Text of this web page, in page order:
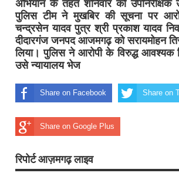
अभियान के तहत शनिवार को उपनिरीक्षक
पुलिस टीम ने मुखबिर की सूचना पर
चन्द्रसेन यादव पुत्र श्री प्रकाश यादव
दीदारगंज जनपद आजमगढ़ को सरायमोहन
लिया। पुलिस ने आरोपी के विरुद्ध आवश्यक
उसे न्यायालय भेज
Share on Facebook Share on
Share on Google Plus
रिपोर्ट आज़मगढ़ लाइव